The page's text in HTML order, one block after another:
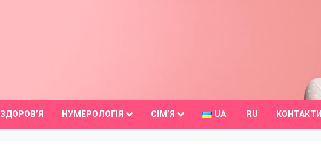
ЗДОРОВ’Я НУМЕРОЛОГІЯ СІМ’Я UA RU КОНТАКТИ